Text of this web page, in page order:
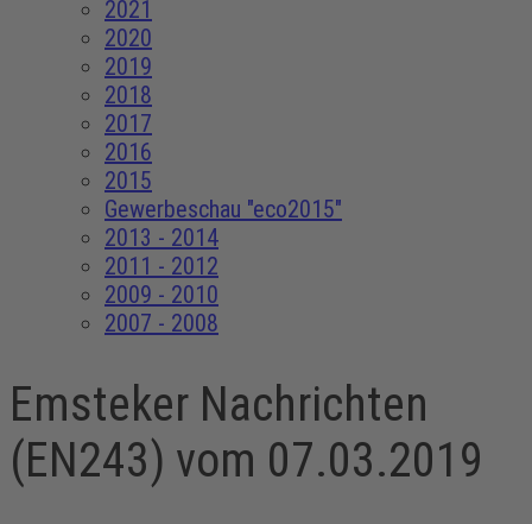
2021
2020
2019
2018
2017
2016
2015
Gewerbeschau "eco2015"
2013 - 2014
2011 - 2012
2009 - 2010
2007 - 2008
Emsteker Nachrichten
(EN243) vom 07.03.2019